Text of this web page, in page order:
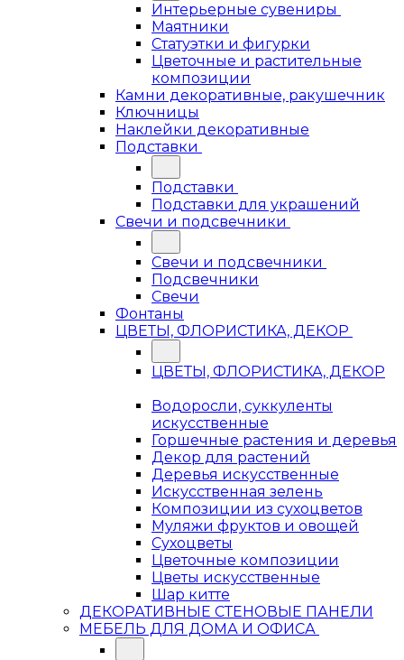
Интерьерные сувениры
Маятники
Статуэтки и фигурки
Цветочные и растительные
композиции
Камни декоративные, ракушечник
Ключницы
Наклейки декоративные
Подставки
Подставки
Подставки для украшений
Свечи и подсвечники
Свечи и подсвечники
Подсвечники
Свечи
Фонтаны
ЦВЕТЫ, ФЛОРИСТИКА, ДЕКОР
ЦВЕТЫ, ФЛОРИСТИКА, ДЕКОР
Водоросли, суккуленты
искусственные
Горшечные растения и деревья
Декор для растений
Деревья искусственные
Искусственная зелень
Композиции из сухоцветов
Муляжи фруктов и овощей
Сухоцветы
Цветочные композиции
Цветы искусственные
Шар китте
ДЕКОРАТИВНЫЕ СТЕНОВЫЕ ПАНЕЛИ
МЕБЕЛЬ ДЛЯ ДОМА И ОФИСА